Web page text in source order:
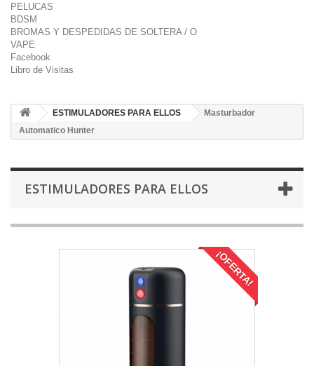
PELUCAS
BDSM
BROMAS Y DESPEDIDAS DE SOLTERA / O
VAPE
Facebook
Libro de Visitas
ESTIMULADORES PARA ELLOS
Masturbador
Automatico Hunter
ESTIMULADORES PARA ELLOS
¡OFERTA!